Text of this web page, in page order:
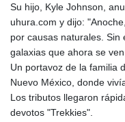
Su hijo, Kyle Johnson,
uhura.com y dijo:
por causas naturales.
galaxias que ahora se
Un portavoz de la familia
Nuevo México, donde
Los tributos llegaron
devotos "Trekkies".